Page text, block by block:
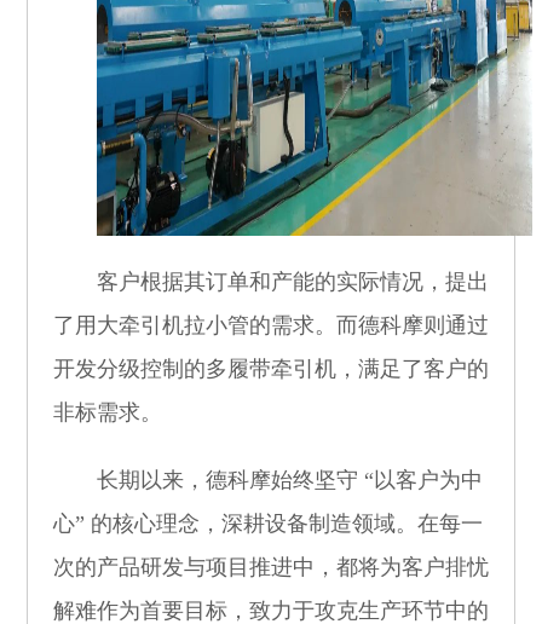
客户根据其订单和产能的实际情况，提出
了用大牵引机拉小管的需求。而德科摩则通过
开发分级控制的多履带牵引机，满足了客户的
非标需求。
长期以来，德科摩始终坚守 “以客户为中
心” 的核心理念，深耕设备制造领域。在每一
次的产品研发与项目推进中，都将为客户排忧
解难作为首要目标，致力于攻克生产环节中的